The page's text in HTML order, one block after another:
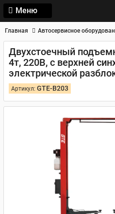
Меню
Главная Автосервисное
Двухстоечный
4т, 220В, с верхней
электрической
Артикул: GTE-B203